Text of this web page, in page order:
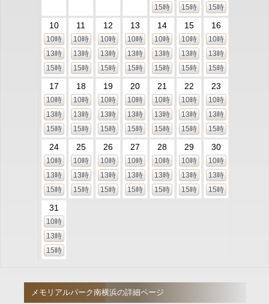
15時
15時
15時
10
10時
13時
15時
11
10時
13時
15時
12
10時
13時
15時
13
10時
13時
15時
14
10時
13時
15時
15
10時
13時
15時
16
10時
13時
15時
17
10時
13時
15時
18
10時
13時
15時
19
10時
13時
15時
20
10時
13時
15時
21
10時
13時
15時
22
10時
13時
15時
23
10時
13時
15時
24
10時
13時
15時
25
10時
13時
15時
26
10時
13時
15時
27
10時
13時
15時
28
10時
13時
15時
29
10時
13時
15時
30
10時
13時
15時
31
10時
13時
15時
メモリアルパーク南横浜の詳細ページ